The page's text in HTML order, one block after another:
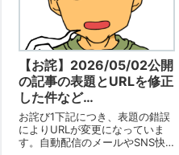
【お詫】2026/05/02公開
の記事の表題とURLを修正
した件など
【2026/05/02】
お詫び1下記につき、表題の錯誤
によりURLが変更になっていま
す。自動配信のメールやSNS快